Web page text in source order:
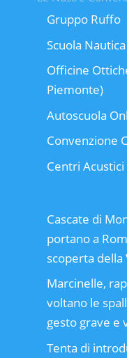
Gruppo Ruffo
Scuola
Officine
Piemonte)
Autoscuola
Convenzione
Centri
Cascate di
portano a
scoperta della
Marcinelle,
voltano le
gesto grave e
Tenta di